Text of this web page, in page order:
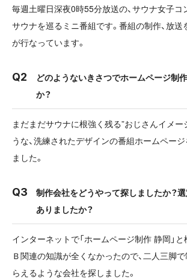
毎週土曜日深夜0時55分放送の、サウナ女子
サウナを巡るミニ番組です。番組の制作、放
が行なっています。
どのようないきさつでホームページ制
か？
まだまだサウナに根強く残る”おじさんイメー
うな、洗練されたデザインの番組ホームペー
ました。
制作会社をどうやって探しましたか？
ありましたか？
インターネットで「ホームページ制作 静岡」と
Ｂ関連の知識が全くなかったので、二人三脚
らえるような会社を探しました。